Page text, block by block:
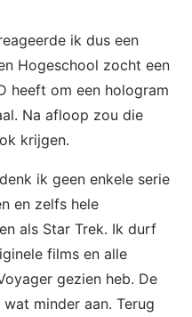
ik dus een
Hogeschool zocht een
heeft om een hologram
Na afloop zou die
krijgen.
ik geen enkele serie
en zelfs hele
als Star Trek. Ik durf
films en alle
gezien heb. De
minder aan. Terug